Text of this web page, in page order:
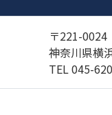
〒221-0024
神奈川県横
TEL045-